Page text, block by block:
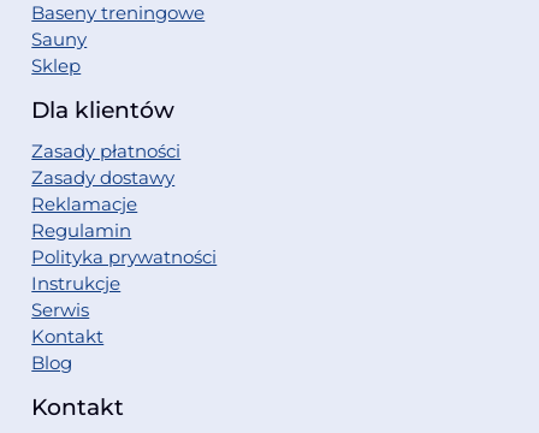
Baseny treningowe
Sauny
Sklep
Dla klientów
Zasady płatności
Zasady dostawy
Reklamacje
Regulamin
Polityka prywatności
Instrukcje
Serwis
Kontakt
Blog
Kontakt